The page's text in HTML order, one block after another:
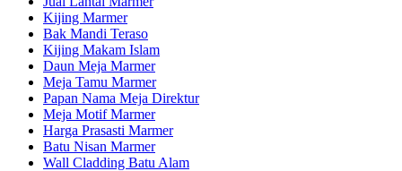
Kijing Marmer
Bak Mandi Teraso
Kijing Makam Islam
Daun Meja Marmer
Meja Tamu Marmer
Papan Nama Meja Direktur
Meja Motif Marmer
Harga Prasasti Marmer
Batu Nisan Marmer
Wall Cladding Batu Alam